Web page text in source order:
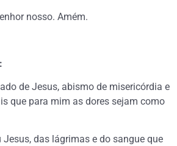
nosso. Amém.
de Jesus, abismo de misericórdia e
que para mim as dores sejam como
Jesus, das lágrimas e do sangue que